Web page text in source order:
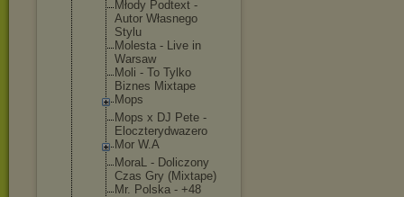
Młody Podtext -
Autor Własnego
Stylu
Molesta - Live in
Warsaw
Moli - To Tylko
Biznes Mixtape
Mops
Mops x DJ Pete -
Eloczterydwazero
Mor W.A
MoraL - Doliczony
Czas Gry (Mixtape)
Mr. Polska - +48